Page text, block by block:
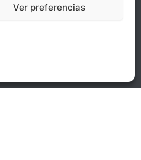
Ver preferencias
de la Cámara de